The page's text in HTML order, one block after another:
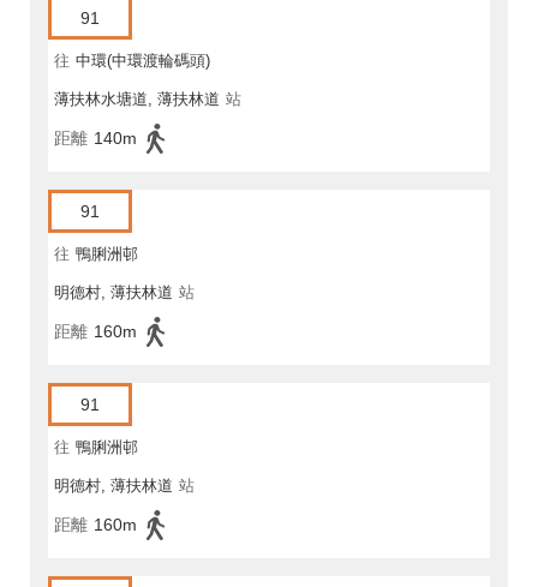
91
往 中環(中環渡輪碼頭)
薄扶林水塘道, 薄扶林道 站
距離 140m
91
往 鴨脷洲邨
明德村, 薄扶林道 站
距離 160m
91
往 鴨脷洲邨
明德村, 薄扶林道 站
距離 160m